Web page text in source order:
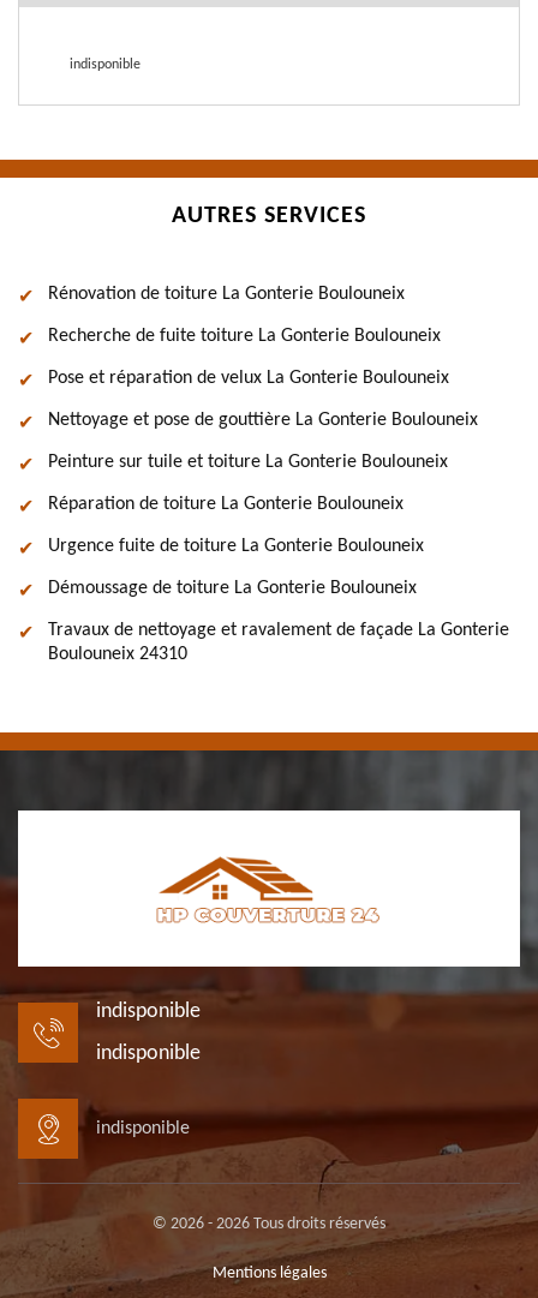
indisponible
AUTRES SERVICES
Rénovation de toiture La Gonterie Boulouneix
Recherche de fuite toiture La Gonterie Boulouneix
Pose et réparation de velux La Gonterie Boulouneix
Nettoyage et pose de gouttière La Gonterie Boulouneix
Peinture sur tuile et toiture La Gonterie Boulouneix
Réparation de toiture La Gonterie Boulouneix
Urgence fuite de toiture La Gonterie Boulouneix
Démoussage de toiture La Gonterie Boulouneix
Travaux de nettoyage et ravalement de façade La Gonterie
Boulouneix 24310
indisponible
indisponible
indisponible
© 2026 - 2026 Tous droits réservés
Mentions légales